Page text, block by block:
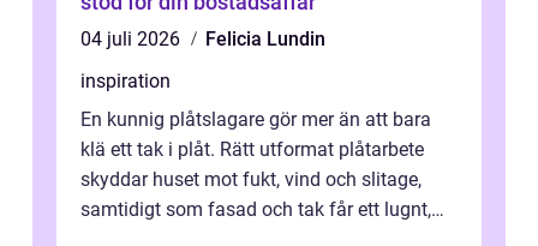
04 juli 2026
Felicia Lundin
inspiration
En kunnig plåtslagare gör mer än att bara
klä ett tak i plåt. Rätt utformat plåtarbete
skyddar huset mot fukt, vind och slitage,
samtidigt som fasad och tak får ett lugnt,